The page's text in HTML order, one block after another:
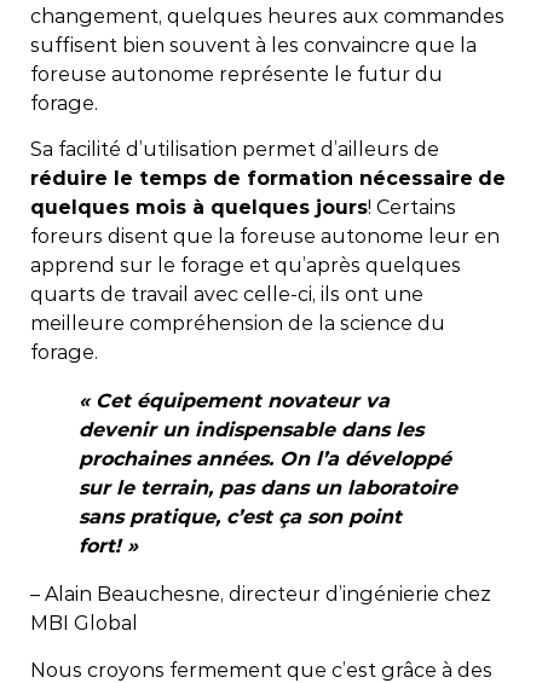
changement, quelques heures aux commandes
suffisent bien souvent à les convaincre que la
foreuse autonome représente le futur du
forage.
Sa facilité d’utilisation permet d’ailleurs de
réduire le temps de formation nécessaire de
quelques mois à quelques jours! Certains
foreurs disent que la foreuse autonome leur en
apprend sur le forage et qu’après quelques
quarts de travail avec celle-ci, ils ont une
meilleure compréhension de la science du
forage.
« Cet équipement novateur va
devenir un indispensable dans les
prochaines années. On l’a développé
sur le terrain, pas dans un laboratoire
sans pratique, c’est ça son point
fort! »
– Alain Beauchesne, directeur d’ingénierie chez
MBI Global
Nous croyons fermement que c’est grâce à des